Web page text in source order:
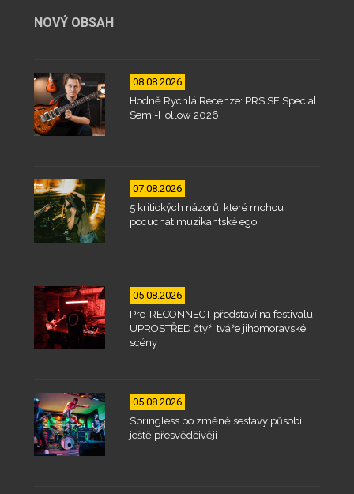
NOVÝ OBSAH
08.08.2026
Hodně Rychlá Recenze: PRS SE Special
Semi-Hollow 2026
07.08.2026
5 kritických názorů, které mohou
pocuchat muzikantské ego
05.08.2026
Pre-RECONNECT představí na festivalu
UPROSTŘED čtyři tváře jihomoravské
scény
05.08.2026
Springless po změně sestavy působí
ještě přesvědčivěji